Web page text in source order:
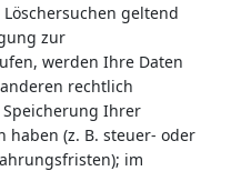
geltend
zur
werden Ihre Daten
rechtlich
Ihrer
haben (z. B. steuer- oder
im